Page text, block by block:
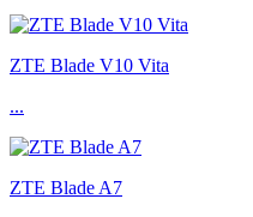
ZTE Blade V10 Vita
...
ZTE Blade A7